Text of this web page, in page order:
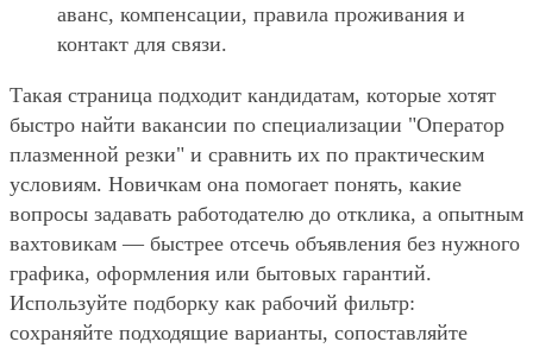
аванс, компенсации, правила проживания и
контакт для связи.
Такая страница подходит кандидатам, которые хотят
быстро найти вакансии по специализации "Оператор
плазменной резки" и сравнить их по практическим
условиям. Новичкам она помогает понять, какие
вопросы задавать работодателю до отклика, а опытным
вахтовикам — быстрее отсечь объявления без нужного
графика, оформления или бытовых гарантий.
Используйте подборку как рабочий фильтр:
сохраняйте подходящие варианты, сопоставляйте